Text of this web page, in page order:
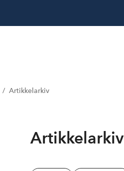
Artikkelarkiv
Artikkelarkiv